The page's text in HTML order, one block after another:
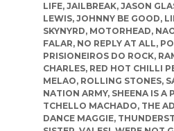
LIFE, JAILBREAK, JASON
LEWIS, JOHNNY BE GOOD,
SKYNYRD, MOTORHEAD,
FALAR, NO REPLY AT ALL,
PRISIONEIROS DO ROCK,
CHARLES, RED HOT CHILLI
MELAO, ROLLING STONES,
NATION ARMY, SHEENA IS A
TCHELLO MACHADO, THE
DANCE MAGGIE,